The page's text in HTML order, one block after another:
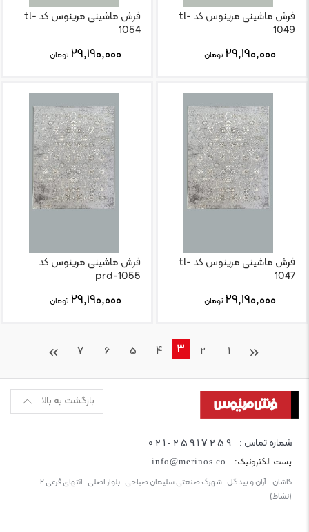
فرش ماشینی مرینوس کد tl-
1049
۲۹,۱۹۰,۰۰۰ تومان
فرش ماشینی مرینوس کد tl-
1054
۲۹,۱۹۰,۰۰۰ تومان
فرش ماشینی مرینوس کد tl-
1047
۲۹,۱۹۰,۰۰۰ تومان
فرش ماشینی مرینوس کد
prd-1055
۲۹,۱۹۰,۰۰۰ تومان
1
2
3
4
5
6
7
بازگشت به بالا
شماره تماس : 021-25917259
پست الکترونیک: info@merinos.co
کاشان - آران و بیدگل . شهرک صنعتی سلیمان صباحی . بلوار اصلی . انتهای فرعی ۲
(نشاط)